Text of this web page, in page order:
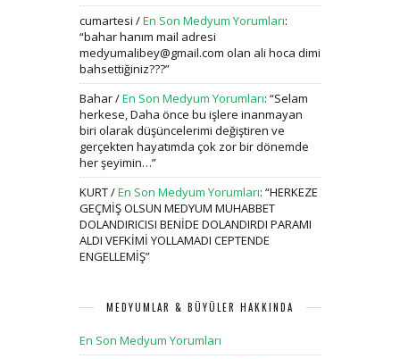
cumartesi /En Son Medyum Yorumları:
“bahar hanım mail adresi
medyumalibey@gmail.com olan ali hoca dimi
bahsettiğiniz???”
Bahar/En Son Medyum Yorumları: “Selam
herkese, Daha önce bu işlere inanmayan
biri olarak düşüncelerimi değiştiren ve
gerçekten hayatımda çok zor bir dönemde
her şeyimin…”
KURT/En Son Medyum Yorumları: “HERKEZE
GEÇMİŞ OLSUN MEDYUM MUHABBET
DOLANDIRICISI BENİDE DOLANDIRDI PARAMI
ALDI VEFKİMİ YOLLAMADI CEPTENDE
ENGELLEMİŞ”
MEDYUMLAR & BÜYÜLER HAKKINDA
En Son Medyum Yorumları